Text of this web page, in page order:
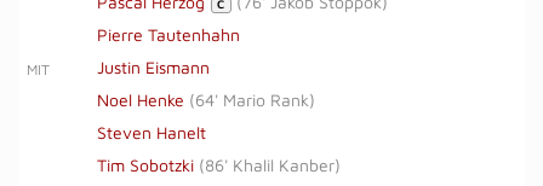
C
Pierre Tautenhahn
MIT
Justin Eismann
Noel Henke (64' Mario Rank)
Steven Hanelt
Tim Sobotzki (86' Khalil Kanber)